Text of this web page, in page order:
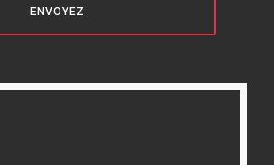
ENVOYEZ